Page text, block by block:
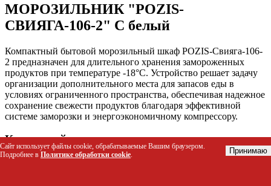
МОРОЗИЛЬНИК "POZIS-
СВИЯГА-106-2" С белый
Компактный бытовой морозильный шкаф POZIS-Свияга-106-
2 предназначен для длительного хранения замороженных
продуктов при температуре -18°C. Устройство решает задачу
организации дополнительного места для запасов еды в
условиях ограниченного пространства, обеспечивая надежное
сохранение свежести продуктов благодаря эффективной
системе заморозки и энергоэкономичному компрессору.
Кому подойдет этот товар
Сайт использует файлы cookie, обрабатываемые Вашим браузером.
Подробнее в Политике обработки cookie. Принимаю